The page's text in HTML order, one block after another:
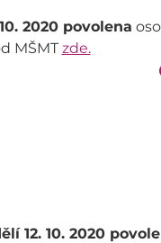
2020 povolena
MŠMT zde.
12. 10. 2020